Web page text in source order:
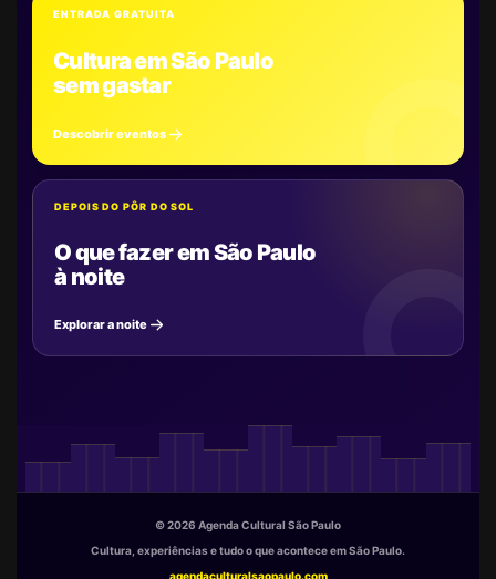
ENTRADA GRATUITA
Cultura em São Paulo
sem gastar
Descobrir eventos
DEPOIS DO PÔR DO SOL
O que fazer em São Paulo
à noite
Explorar a noite
© 2026 Agenda Cultural São Paulo
Cultura, experiências e tudo o que acontece em São Paulo.
agendaculturalsaopaulo.com